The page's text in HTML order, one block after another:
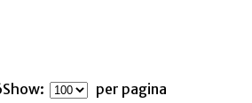
Show: per pagina